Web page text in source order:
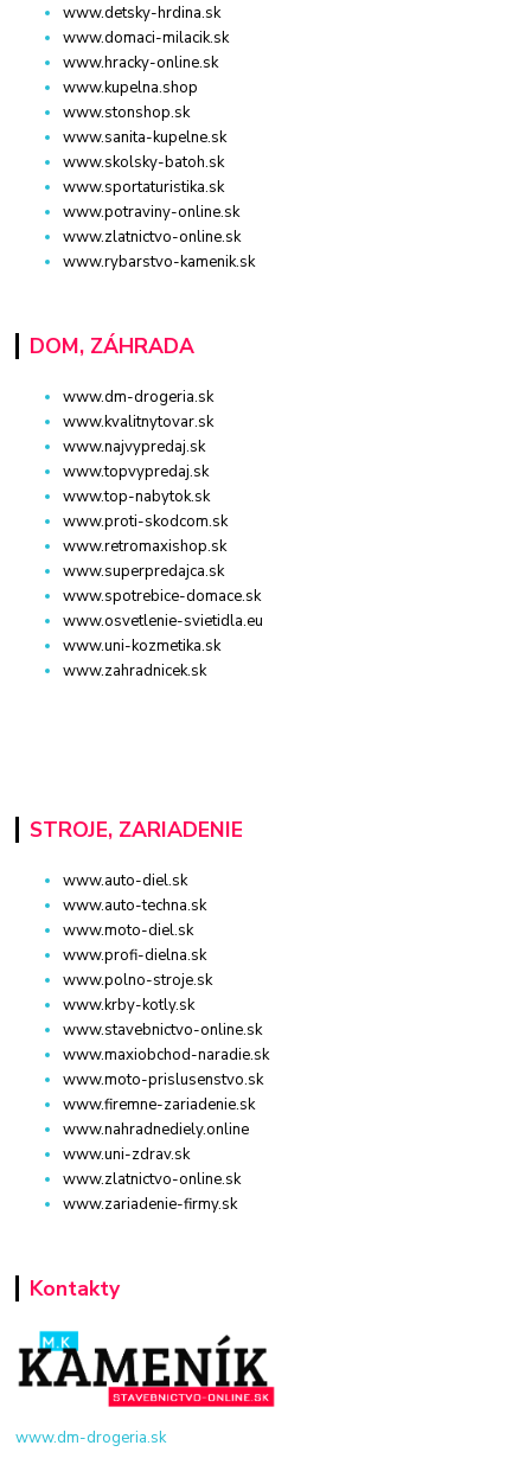
www.detsky-hrdina.sk
www.domaci-milacik.sk
www.hracky-online.sk
www.kupelna.shop
www.stonshop.sk
www.sanita-kupelne.sk
www.skolsky-batoh.sk
www.sportaturistika.sk
www.potraviny-online.sk
www.zlatnictvo-online.sk
www.rybarstvo-kamenik.sk
DOM, ZÁHRADA
www.dm-drogeria.sk
www.kvalitnytovar.sk
www.najvypredaj.sk
www.topvypredaj.sk
www.top-nabytok.sk
www.proti-skodcom.sk
www.retromaxishop.sk
www.superpredajca.sk
www.spotrebice-domace.sk
www.osvetlenie-svietidla.eu
www.uni-kozmetika.sk
www.zahradnicek.sk
STROJE, ZARIADENIE
www.auto-diel.sk
www.auto-techna.sk
www.moto-diel.sk
www.profi-dielna.sk
www.polno-stroje.sk
www.krby-kotly.sk
www.stavebnictvo-online.sk
www.maxiobchod-naradie.sk
www.moto-prislusenstvo.sk
www.firemne-zariadenie.sk
www.nahradnediely.online
www.uni-zdrav.sk
www.zlatnictvo-online.sk
www.zariadenie-firmy.sk
Kontakty
www.dm-drogeria.sk